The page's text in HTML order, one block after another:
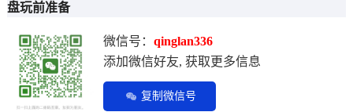
盘玩前准备
微信号： qinglan336
添加微信好友, 获取更多信息
复制微信号